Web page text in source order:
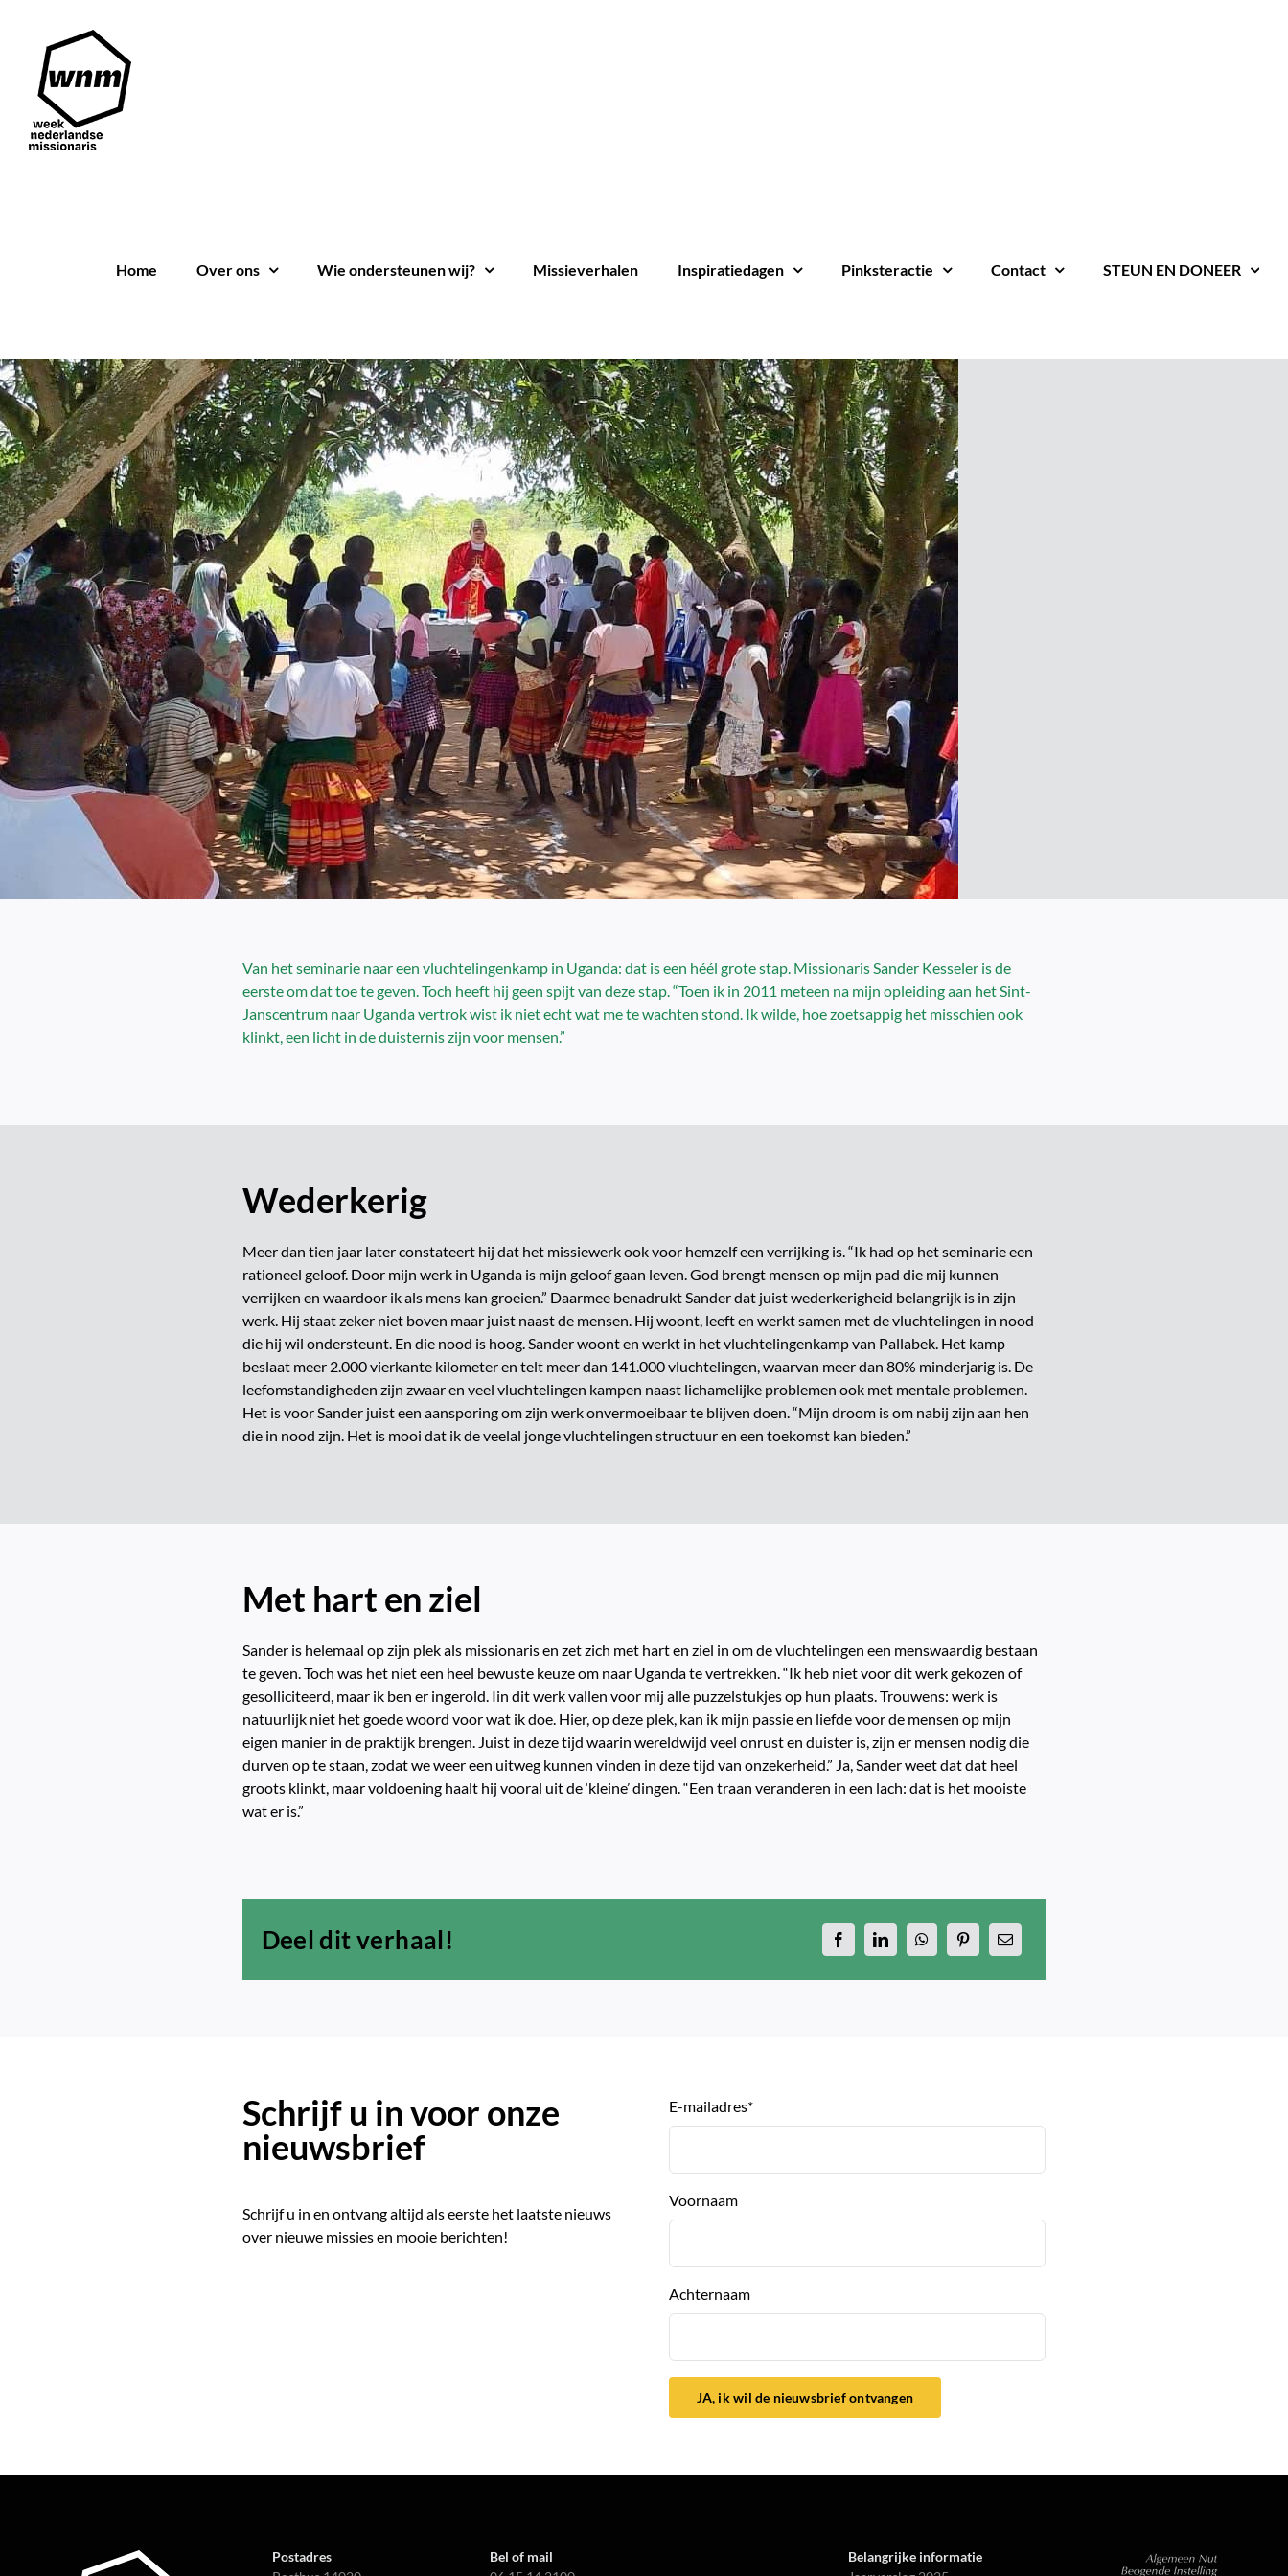
inhoud
Home Over ons Wie ondersteunen wij? Missieverhalen Inspiratiedagen Pinksteractie Contact STEUN EN DONEER
Van het seminarie naar een vluchtelingenkamp in Uganda: dat is een héél grote stap. Missionaris Sander Kesseler is de
eerste om dat toe te geven. Toch heeft hij geen spijt van deze stap. “Toen ik in 2011 meteen na mijn opleiding aan het Sint-
Janscentrum naar Uganda vertrok wist ik niet echt wat me te wachten stond. Ik wilde, hoe zoetsappig het misschien ook
klinkt, een licht in de duisternis zijn voor mensen.”
Wederkerig
Meer dan tien jaar later constateert hij dat het missiewerk ook voor hemzelf een verrijking is. “Ik had op het seminarie een
rationeel geloof. Door mijn werk in Uganda is mijn geloof gaan leven. God brengt mensen op mijn pad die mij kunnen
verrijken en waardoor ik als mens kan groeien.” Daarmee benadrukt Sander dat juist wederkerigheid belangrijk is in zijn
werk. Hij staat zeker niet boven maar juist naast de mensen. Hij woont, leeft en werkt samen met de vluchtelingen in nood
die hij wil ondersteunt. En die nood is hoog. Sander woont en werkt in het vluchtelingenkamp van Pallabek. Het kamp
beslaat meer 2.000 vierkante kilometer en telt meer dan 141.000 vluchtelingen, waarvan meer dan 80% minderjarig is. De
leefomstandigheden zijn zwaar en veel vluchtelingen kampen naast lichamelijke problemen ook met mentale problemen.
Het is voor Sander juist een aansporing om zijn werk onvermoeibaar te blijven doen. “Mijn droom is om nabij zijn aan hen
die in nood zijn. Het is mooi dat ik de veelal jonge vluchtelingen structuur en een toekomst kan bieden.”
Met hart en ziel
Sander is helemaal op zijn plek als missionaris en zet zich met hart en ziel in om de vluchtelingen een menswaardig bestaan
te geven. Toch was het niet een heel bewuste keuze om naar Uganda te vertrekken. “Ik heb niet voor dit werk gekozen of
gesolliciteerd, maar ik ben er ingerold. Iin dit werk vallen voor mij alle puzzelstukjes op hun plaats. Trouwens: werk is
natuurlijk niet het goede woord voor wat ik doe. Hier, op deze plek, kan ik mijn passie en liefde voor de mensen op mijn
eigen manier in de praktijk brengen. Juist in deze tijd waarin wereldwijd veel onrust en duister is, zijn er mensen nodig die
durven op te staan, zodat we weer een uitweg kunnen vinden in deze tijd van onzekerheid.” Ja, Sander weet dat dat heel
groots klinkt, maar voldoening haalt hij vooral uit de ‘kleine’ dingen. “Een traan veranderen in een lach: dat is het mooiste
wat er is.”
Deel dit verhaal!
Schrijf u in voor onze
nieuwsbrief
Schrijf u in en ontvang altijd als eerste het laatste nieuws
over nieuwe missies en mooie berichten!
E-mailadres*
Voornaam
Achternaam
JA, ik wil de nieuwsbrief ontvangen
Postadres
Bel of mail
Belangrijke informatie